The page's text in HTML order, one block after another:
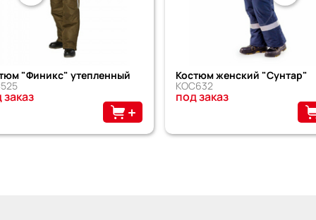
"Финикс" утепленный Костюм женский "Сунтар"
КОС632
под заказ